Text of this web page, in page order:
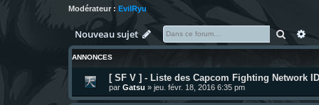
Modérateur : EvilRyu
Nouveau sujet
ANNONCES
[ SF V ] - Liste des Capcom Fighting Network
par Gatsu » jeu. févr. 18, 2016 6:35 pm